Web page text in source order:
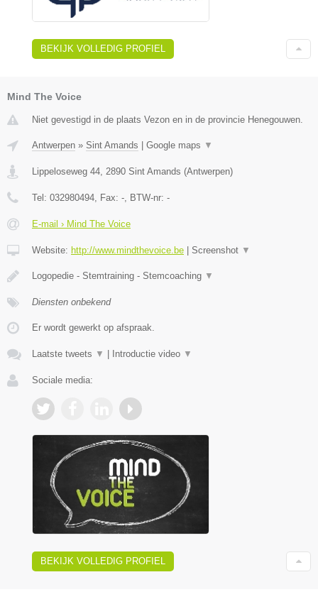
BEKIJK VOLLEDIG PROFIEL
Mind The Voice
Niet gevestigd in de plaats Vezon en in de provincie Henegouwen.
Antwerpen » Sint Amands Google maps ▼
Lippeloseweg 44, 2890 Sint Amands (Antwerpen)
Tel: 032980494, Fax: -, BTW-nr: -
E-mail › Mind The Voice
Website: http://www.mindthevoice.be Screenshot ▼
Logopedie - Stemtraining - Stemcoaching ▼
Diensten onbekend
Er wordt gewerkt op afspraak.
Laatste tweets ▼ Introductie video ▼
Sociale media:
BEKIJK VOLLEDIG PROFIEL